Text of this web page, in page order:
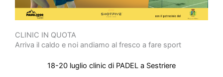
CLINIC IN QUOTA
Arriva il caldo e noi andiamo al fresco a fare sport
18-20 luglio clinic di PADEL a Sestriere